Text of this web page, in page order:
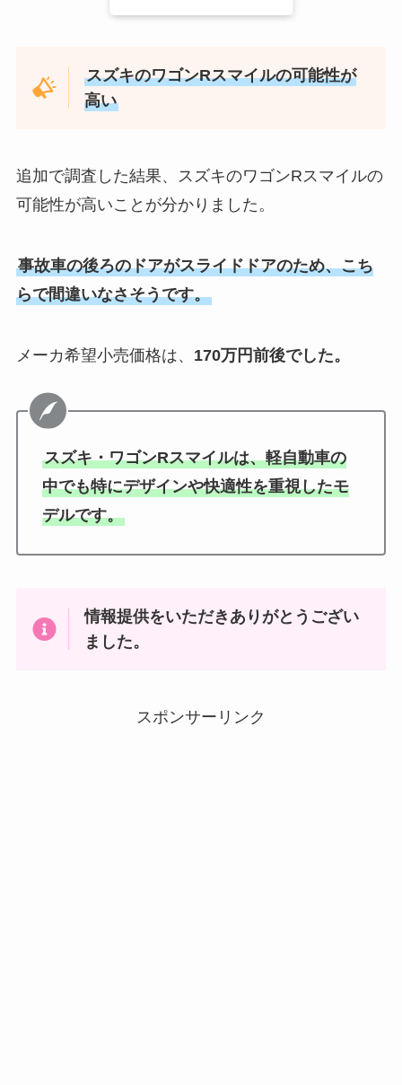
スズキのワゴンRスマイルの可能性が
高い
追加で調査した結果、スズキのワゴンRスマイルの
可能性が高いことが分かりました。
事故車の後ろのドアがスライドドアのため、こち
らで間違いなさそうです。
メーカ希望小売価格は、 170万円前後でした。
スズキ・ワゴンRスマイルは、軽自動車の
中でも特にデザインや快適性を重視したモ
デルです。
情報提供をいただきありがとうござい
ました。
スポンサーリンク